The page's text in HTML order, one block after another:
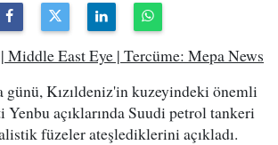
Middle East Eye | Tercüme: Mepa News
günü, Kızıldeniz'in kuzeyindeki önemli
açıklarında Suudi petrol tankeri
füzeler ateşlediklerini açıkladı.